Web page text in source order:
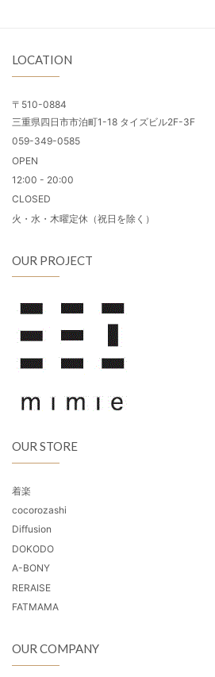
LOCATION
〒510-0884
三重県四日市市泊町1-18 タイズビル2F-3F
059-349-0585
OPEN
12:00 - 20:00
CLOSED
火・水・木曜定休（祝日を除く）
OUR PROJECT
OUR STORE
着楽
cocorozashi
Diffusion
DOKODO
A-BONY
RERAISE
FATMAMA
OUR COMPANY